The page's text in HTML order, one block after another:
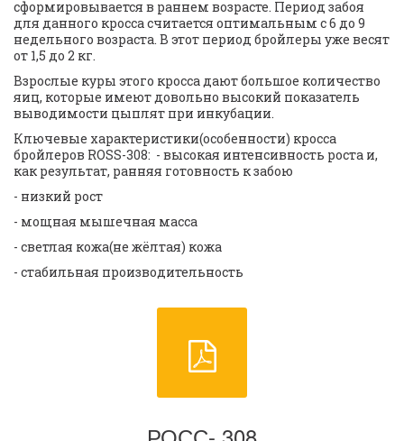
сформировывается в раннем возрасте. Период забоя
для данного кросса считается оптимальным с 6 до 9
недельного возраста. В этот период бройлеры уже весят
от 1,5 до 2 кг.
Взрослые куры этого кросса дают большое количество
яиц, которые имеют довольно высокий показатель
выводимости цыплят при инкубации.
Ключевые характеристики(особенности) кросса
бройлеров ROSS-308:  - высокая интенсивность роста и,
как результат, ранняя готовность к забою
- низкий рост
- мощная мышечная масса
- светлая кожа(не жёлтая) кожа
- стабильная производительность